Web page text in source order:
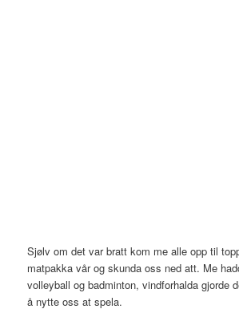
Sjølv om det var bratt kom me alle opp til
matpakka vår og skunda oss ned att. Me
volleyball og badminton, vindforhalda gjorde
å nytte oss at spela.